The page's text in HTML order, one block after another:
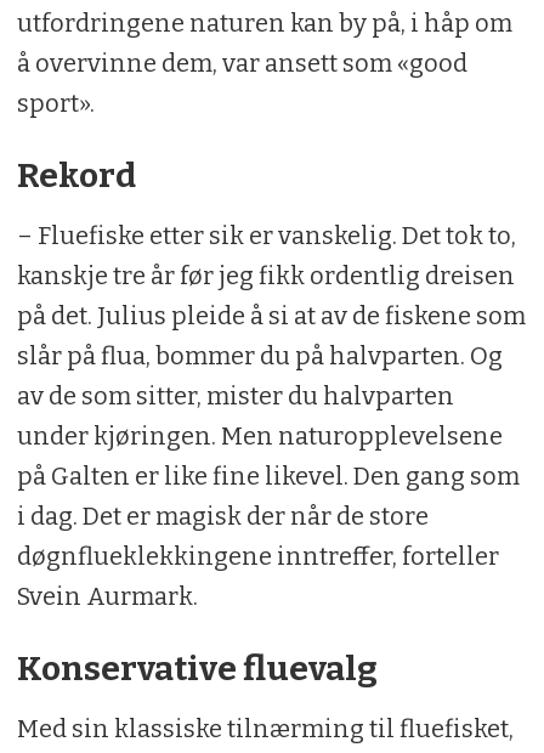
utfordringene naturen kan by på, i håp om
å overvinne dem, var ansett som «good
sport».
Rekord
– Fluefiske etter sik er vanskelig. Det tok to,
kanskje tre år før jeg fikk ordentlig dreisen
på det. Julius pleide å si at av de fiskene som
slår på flua, bommer du på halvparten. Og
av de som sitter, mister du halvparten
under kjøringen. Men naturopplevelsene
på Galten er like fine likevel. Den gang som
i dag. Det er magisk der når de store
døgnflueklekkingene inntreffer, forteller
Svein Aurmark.
Konservative fluevalg
Med sin klassiske tilnærming til fluefisket,